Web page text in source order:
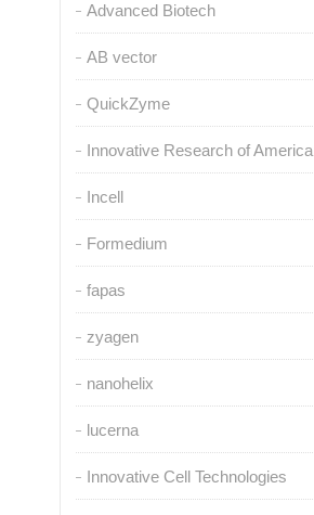
Advanced Biotech
AB vector
QuickZyme
Innovative Research of America
Incell
Formedium
fapas
zyagen
nanohelix
lucerna
Innovative Cell Technologies